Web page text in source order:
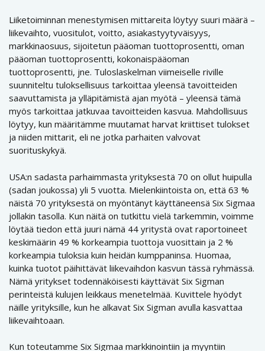
Liiketoiminnan menestymisen mittareita löytyy suuri määrä –
liikevaihto, vuositulot, voitto, asiakastyytyväisyys,
markkinaosuus, sijoitetun pääoman tuottoprosentti, oman
pääoman tuottoprosentti, kokonaispääoman
tuottoprosentti, jne. Tuloslaskelman viimeiselle riville
suunniteltu tuloksellisuus tarkoittaa yleensä tavoitteiden
saavuttamista ja ylläpitämistä ajan myötä – yleensä tämä
myös tarkoittaa jatkuvaa tavoitteiden kasvua. Mahdollisuus
löytyy, kun määritämme muutamat harvat kriittiset tulokset
ja niiden mittarit, eli ne jotka parhaiten valvovat
suorituskykyä.
USA:n sadasta parhaimmasta yrityksestä 70 on ollut huipulla
(sadan joukossa) yli 5 vuotta. Mielenkiintoista on, että 63 %
näistä 70 yrityksestä on myöntänyt käyttäneensä Six Sigmaa
jollakin tasolla. Kun näitä on tutkittu vielä tarkemmin, voimme
löytää tiedon että juuri nämä 44 yritystä ovat raportoineet
keskimäärin 49 % korkeampia tuottoja vuosittain ja 2 %
korkeampia tuloksia kuin heidän kumppaninsa. Huomaa,
kuinka tuotot päihittävät liikevaihdon kasvun tässä ryhmässä.
Nämä yritykset todennäköisesti käyttävät Six Sigman
perinteistä kulujen leikkaus menetelmää. Kuvittele hyödyt
näille yrityksille, kun he alkavat Six Sigman avulla kasvattaa
liikevaihtoaan.
Kun toteutamme Six Sigmaa markkinointiin ja myyntiin